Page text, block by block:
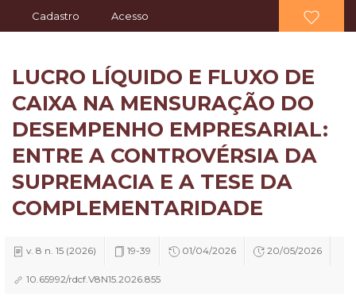
Cadastro Acesso
LUCRO LÍQUIDO E FLUXO DE
CAIXA NA MENSURAÇÃO DO
DESEMPENHO EMPRESARIAL:
ENTRE A CONTROVÉRSIA DA
SUPREMACIA E A TESE DA
COMPLEMENTARIDADE
v. 8 n. 15 (2026) 19-39 01/04/2026 20/05/2026
10.65992/rdcf.V8N15.2026.855